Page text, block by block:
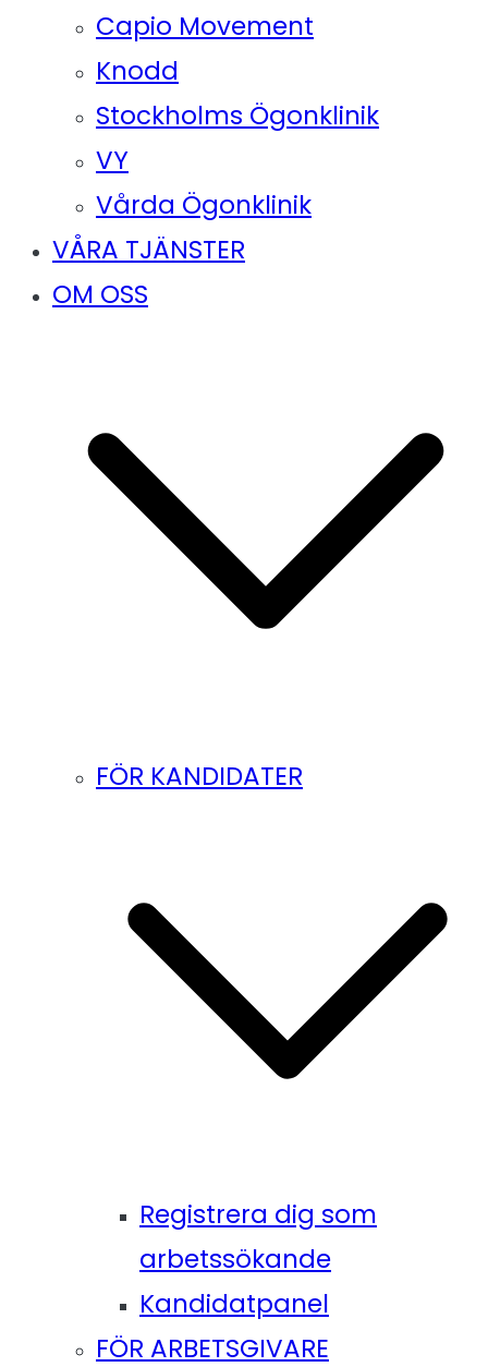
Capio Movement
Knodd
Stockholms Ögonklinik
VY
Vårda Ögonklinik
VÅRA TJÄNSTER
OM OSS
FÖR KANDIDATER
Registrera dig som
arbetssökande
Kandidatpanel
FÖR ARBETSGIVARE